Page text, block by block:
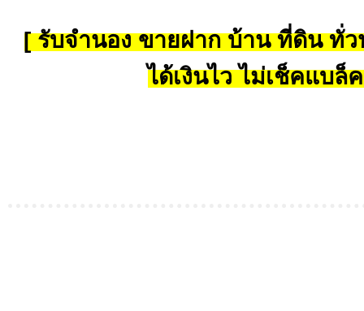
[ รับจำนอง ขายฝาก บ้าน ที่ดิน ทั่ว
ได้เงินไว ไม่เช็คแบล็